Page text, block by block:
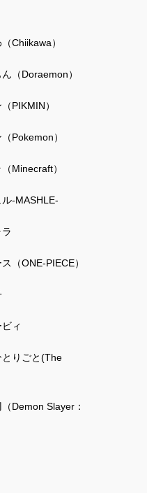
Chiikawa）
（Doraemon）
PIKMIN）
Pokemon）
Minecraft）
-MASHLE-
（ONE-PIECE）
ィ
りごと(The
Demon Slayer：